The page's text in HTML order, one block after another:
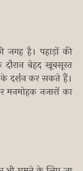
है। पहाड़ों की
बेहद खूबसूरत
दर्शन कर सकते हैं।
मनमोहक नजारों का